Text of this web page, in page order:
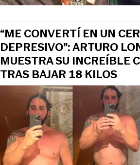
“ME CONVERTÍ EN UN
DEPRESIVO”: ARTURO
MUESTRA SU INCREÍBLE
TRAS BAJAR 18 KILOS